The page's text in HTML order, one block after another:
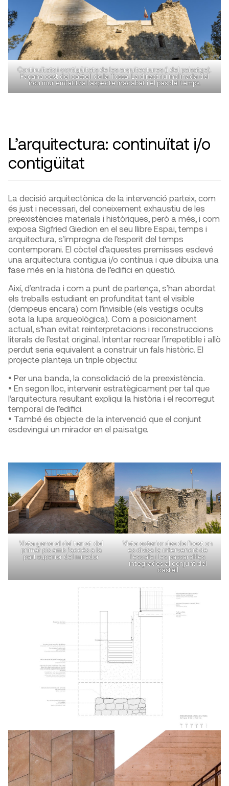
Continuïtats i contigüitats de les arquitectures (i del paisatge).
Façana oest del castell de la Tossa. La directriu inclinada del
nou mur emfatitza l’aspecte inacabat i el pas del temps.
L’arquitectura: continuïtat i/o
contigüitat
La decisió arquitectònica de la intervenció parteix, com
és just i necessari, del coneixement exhaustiu de les
preexistències materials i històriques, però a més, i com
exposa Sigfried Giedion en el seu llibre Espai, temps i
arquitectura, s’impregna de l’esperit del temps
contemporani. El còctel d’aquestes premisses esdevé
una arquitectura contigua i/o contínua i que dibuixa una
fase més en la història de l’edifici en qüestió.
Així, d’entrada i com a punt de partença, s’han abordat
els treballs estudiant en profunditat tant el visible
(dempeus encara) com l’invisible (els vestigis ocults
sota la lupa arqueològica). Com a posicionament
actual, s’han evitat reinterpretacions i reconstruccions
literals de l’estat original. Intentar recrear l’irrepetible i allò
perdut seria equivalent a construir un fals històric. El
projecte planteja un triple objectiu:
• Per una banda, la consolidació de la preexistència.
• En segon lloc, intervenir estratègicament per tal que
l’arquitectura resultant expliqui la història i el recorregut
temporal de l’edifici.
• També és objecte de la intervenció que el conjunt
esdevingui un mirador en el paisatge.
Vista general del terrat del
primer pis amb l’accés a la
part superior del mirador
Vista exterior des de l’oest on
es divisa la intervenció de
l’escala i les passarel·les
integrades al conjunt del
castell